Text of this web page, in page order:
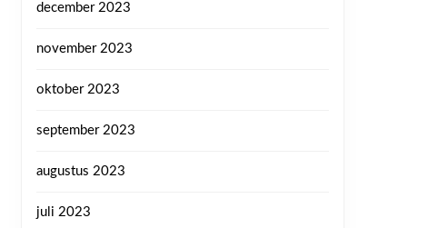
december 2023
november 2023
oktober 2023
september 2023
augustus 2023
juli 2023